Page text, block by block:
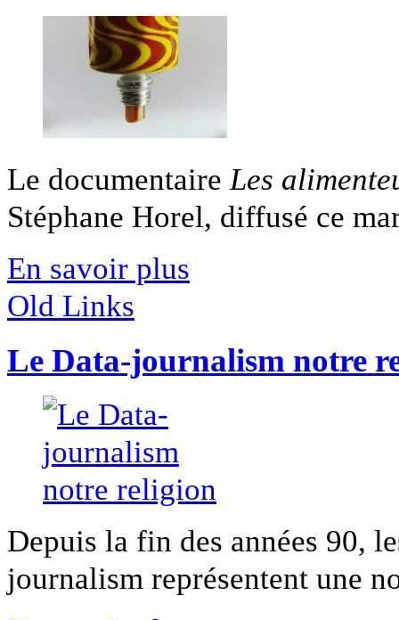
Le documentaire Les
Stéphane Horel, diffusé ce
En savoir plus
Old Links
Le Data-journalism notre
Depuis la fin des années 90,
journalism représentent une